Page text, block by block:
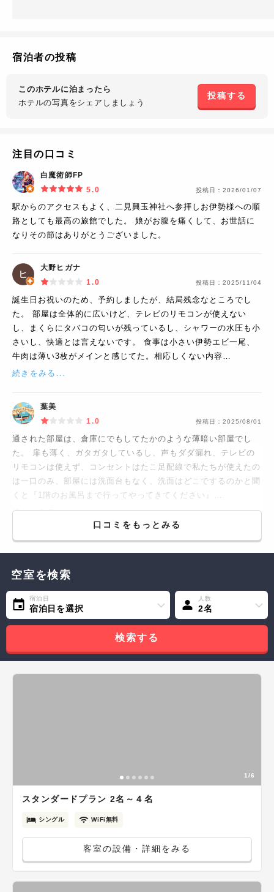
宿泊者の投稿
このホテルに泊まったら
ホテルの写真をシェアしましょう
投稿する
注目の口コミ
白魔術師FP
5.0
投稿日： 2026/01/07
駅からのアクセスもよく、二見興玉神社へ参拝しお伊勢様への順
路としても最高の旅館でした。 娘がお腹を痛くして、お世話に
なりその節はありがとうございました。
大野ヒガナ
1.0
投稿日： 2025/11/04
誕生日お祝いのため、予約しましたが、結局残念なところでし
た。 部屋は全体的に広いけど、テレビのリモコンが使えない
し、まくらにタバコの匂いが残っているし、シャワーの水圧も小
さいし、快適とは言えないです。 食事は小さい伊勢エビ一尾、
牛肉は薄い3枚がメインと感じてた。相応しくない内容…
続きをみる...
葉美
1.0
投稿日： 2025/08/01
通された部屋は、倉庫にでもしてたかのような薄暗い部屋でし
た。 扉も薄く、ガタガタしているし、声もダダ漏れ、テレビの
リモコンは使えず、コンセントはたこ足配線で私たちが使えたの
は一口のみ、部屋には洗面台もなく、洗面はどこでするのかと聞
くと『1階のお風呂まで行ってやってきてください』…
続きをみる...
口コミをもっとみる
空室を検索
宿泊日
宿泊日を選択
人数
2名
検索する
1/6
スタンダードプラン 2名～４名
シングル WiFi無料
客室の設備・詳細をみる